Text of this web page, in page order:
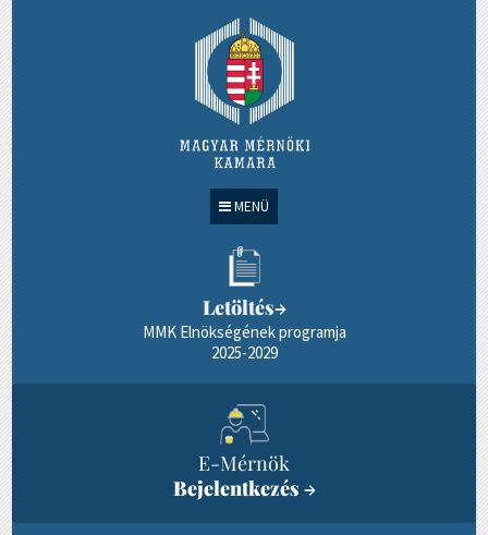
MENÜ
Letöltés→
MMK Elnökségének programja
2025-2029
E-Mérnök
Bejelentkezés →